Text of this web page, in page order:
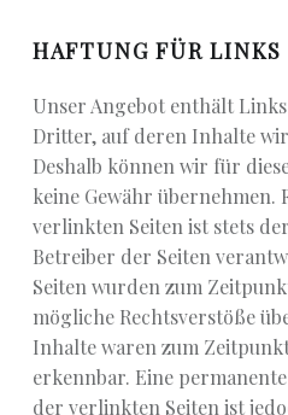
HAFTUNG FÜR LINKS
Unser Angebot enthält
Dritter, auf deren Inhalte
Deshalb können wir für
keine Gewähr übernehmen.
verlinkten Seiten ist stets
Betreiber der Seiten
Seiten wurden zum
mögliche Rechtsverstöße
Inhalte waren zum
erkennbar. Eine
der verlinkten Seiten ist